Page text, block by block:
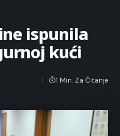
ispunila
kući
1 Min. Za Čitanje